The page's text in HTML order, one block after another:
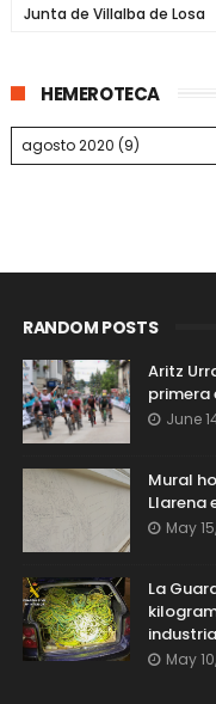
Junta de Villalba de Losa
HEMEROTECA
RANDOM POSTS
Aritz
primera
June
Mural
Llarena
May
La
May